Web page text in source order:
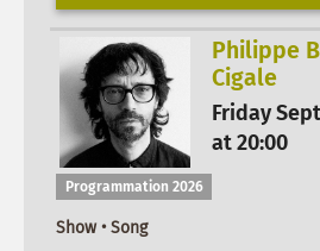
Philippe B
Cigale
Friday
at 20:00
Programmation 2026
Show • Song